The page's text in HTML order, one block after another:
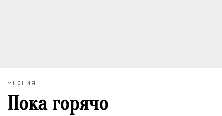
МНЕНИЯ
Пока горячо